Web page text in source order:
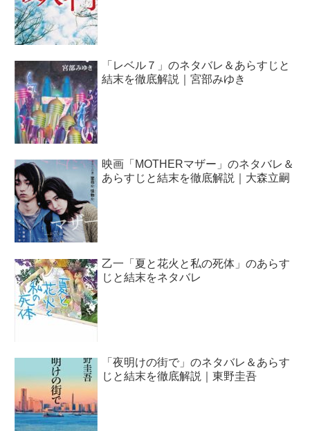
「レベル７」のネタバレ＆あらすじと
結末を徹底解説｜宮部みゆき
映画「MOTHERマザー」のネタバレ＆
あらすじと結末を徹底解説｜大森立嗣
乙一「夏と花火と私の死体」のあらす
じと結末をネタバレ
「夜明けの街で」のネタバレ＆あらす
じと結末を徹底解説｜東野圭吾